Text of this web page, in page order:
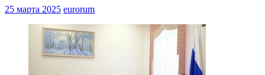
25 марта 2025 eurorum